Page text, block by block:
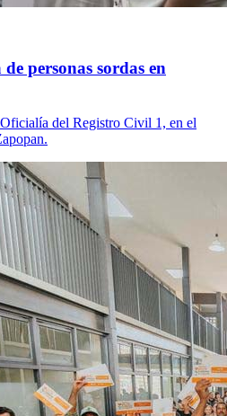
personas sordas en
del Registro Civil 1, en el